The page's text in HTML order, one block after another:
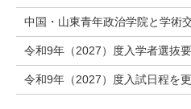
中国・山東青年政治学院と学術
令和9年（2027）度入学者選抜
令和9年（2027）度入試日程を